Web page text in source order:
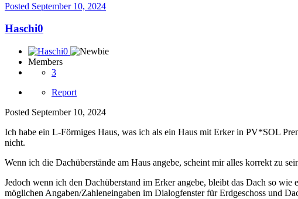
Posted September 10, 2024
Haschi0
Members
3
Report
Posted September 10, 2024
Ich habe ein L-Förmiges Haus, was ich als ein Haus mit Erker in PV*SOL
nicht.
Wenn ich die Dachüberstände am Haus angebe, scheint mir alles korrekt zu
Jedoch wenn ich den Dachüberstand im Erker angebe, bleibt das Dach so
möglichen Angaben/Zahleneingaben im Dialogfenster für Erdgeschoss und